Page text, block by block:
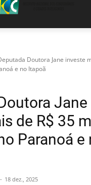
Doutora Jane investe
e no Itapoã
Jane
de R$ 35
Paranoá e
18 dez., 2025